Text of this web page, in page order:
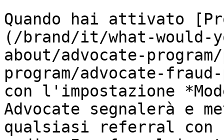
Quando hai attivato
(/brand/it/what-
about/advocate-
program/advocate-
con l'impostazione
Advocate segnalerà e
qualsiasi referral con